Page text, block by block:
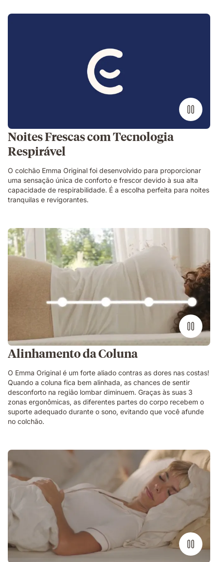
Noites Frescas com Tecnologia
Respirável
O colchão Emma Original foi desenvolvido para proporcionar
uma sensação única de conforto e frescor devido à sua alta
capacidade de respirabilidade. É a escolha perfeita para noites
tranquilas e revigorantes.
Alinhamento da Coluna
O Emma Original é um forte aliado contras as dores nas costas!
Quando a coluna fica bem alinhada, as chances de sentir
desconforto na região lombar diminuem. Graças às suas 3
zonas ergonômicas, as diferentes partes do corpo recebem o
suporte adequado durante o sono, evitando que você afunde
no colchão.